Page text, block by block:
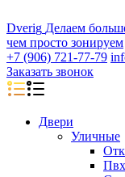
Dverig Делаем
чем просто зонируем
+7 (906) 721-77-79
Заказать звонок
Двери
Уличные
Пвх